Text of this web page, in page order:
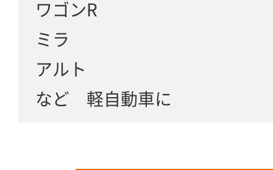
ワゴンR
ミラ
アルト
など 軽自動車に